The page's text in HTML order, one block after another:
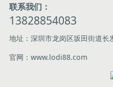
联系我们：
13828854083
地址：深圳市龙岗区坂田街道
官网：www.lodi88.com